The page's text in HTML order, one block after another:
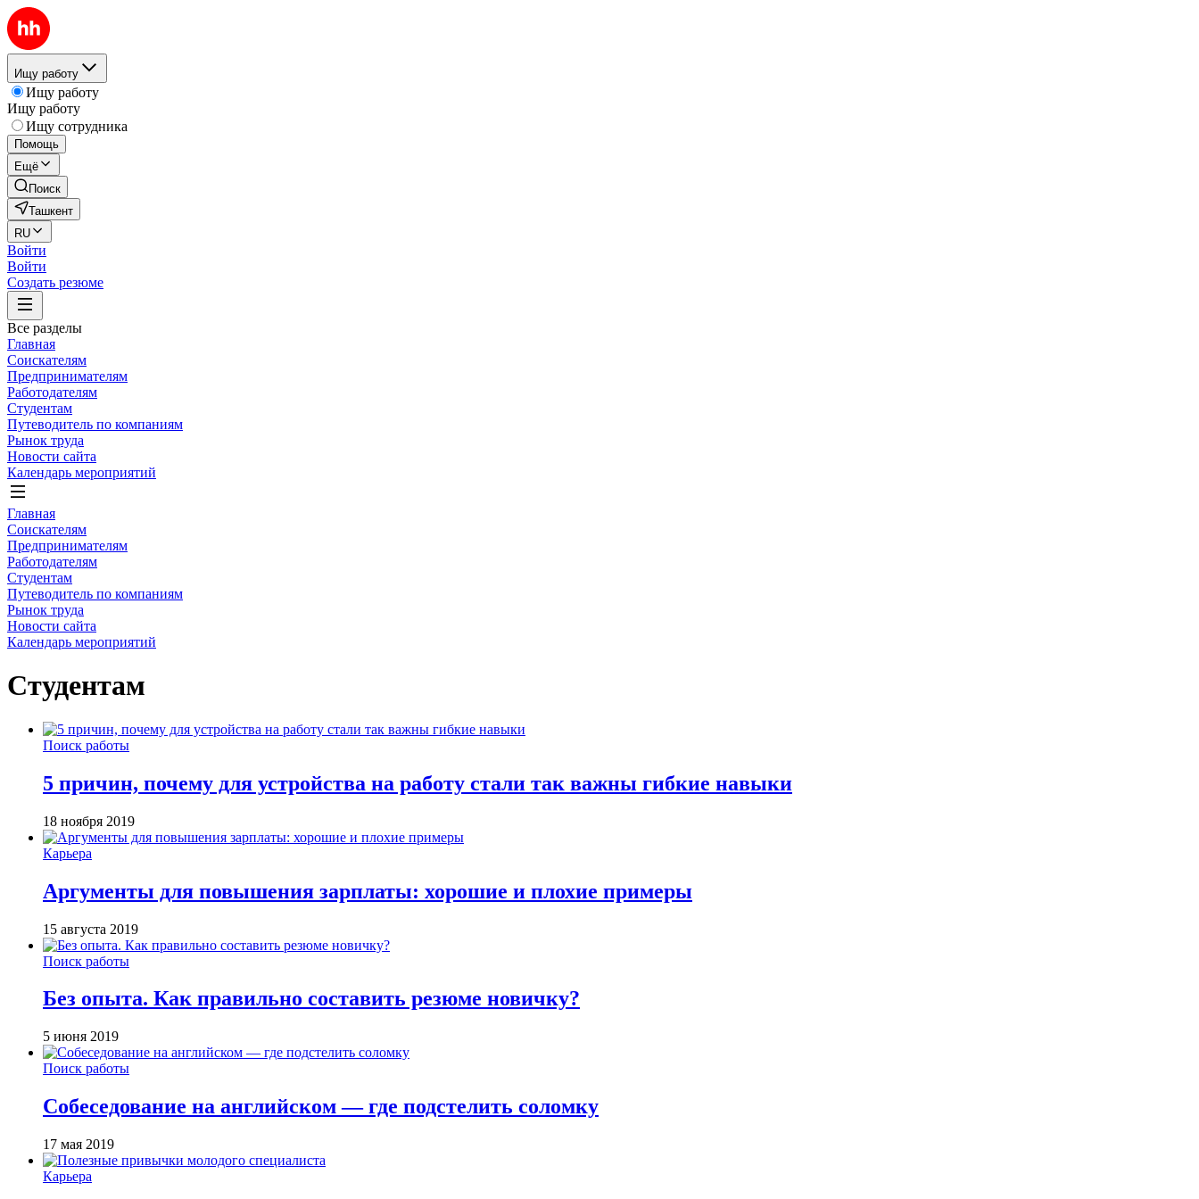
Ищу работу
Ищу работу
Ищу работу
Ищу сотрудника
Помощь
Ещё
Поиск
Ташкент
RU
Войти
Войти
Создать резюме
Все разделы
Главная
Соискателям
Предпринимателям
Работодателям
Студентам
Путеводитель по компаниям
Рынок труда
Новости сайта
Календарь мероприятий
Главная
Соискателям
Предпринимателям
Работодателям
Студентам
Путеводитель по компаниям
Рынок труда
Новости сайта
Календарь мероприятий
Студентам
Поиск работы
5 причин, почему для устройства на работу стали так важны гибкие навыки
18 ноября 2019
Карьера
Аргументы для повышения зарплаты: хорошие и плохие примеры
15 августа 2019
Поиск работы
Без опыта. Как правильно составить резюме новичку?
5 июня 2019
Поиск работы
Собеседование на английском — где подстелить соломку
17 мая 2019
Карьера